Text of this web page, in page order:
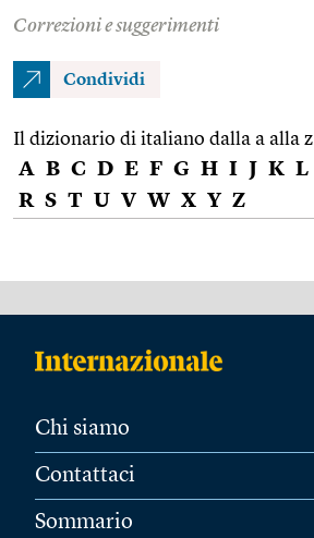
Correzioni e suggerimenti
Condividi
Il dizionario di italiano dalla a alla z
A B C D E F G H I J K L
R S T U V W X Y Z
Chi siamo
Contattaci
Sommario